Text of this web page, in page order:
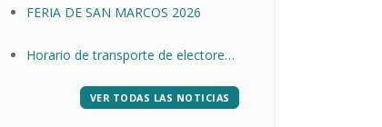
31 de julio.
FERIA DE SAN MARCOS 2026
Horario de transporte de electores,
Cortes de Castilla y León
VER TODAS LAS NOTICIAS